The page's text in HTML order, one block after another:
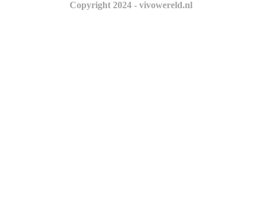
Copyright 2024 - vivowereld.nl